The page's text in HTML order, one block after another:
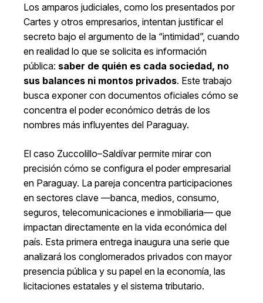
Los amparos judiciales, como los presentados por
Cartes y otros empresarios, intentan justificar el
secreto bajo el argumento de la “intimidad”, cuando
en realidad lo que se solicita es información
pública: saber de quién es cada sociedad, no
sus balances ni montos privados. Este trabajo
busca exponer con documentos oficiales cómo se
concentra el poder económico detrás de los
nombres más influyentes del Paraguay.
El caso Zuccolillo–Saldívar permite mirar con
precisión cómo se configura el poder empresarial
en Paraguay. La pareja concentra participaciones
en sectores clave —banca, medios, consumo,
seguros, telecomunicaciones e inmobiliaria— que
impactan directamente en la vida económica del
país. Esta primera entrega inaugura una serie que
analizará los conglomerados privados con mayor
presencia pública y su papel en la economía, las
licitaciones estatales y el sistema tributario.